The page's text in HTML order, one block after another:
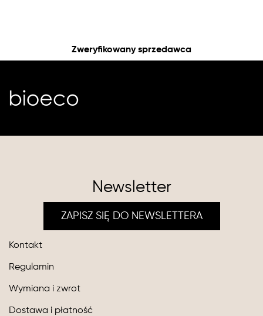
Zweryfikowany sprzedawca
Newsletter
ZAPISZ SIĘ DO NEWSLETTERA
Kontakt
Regulamin
Wymiana i zwrot
Dostawa i płatność